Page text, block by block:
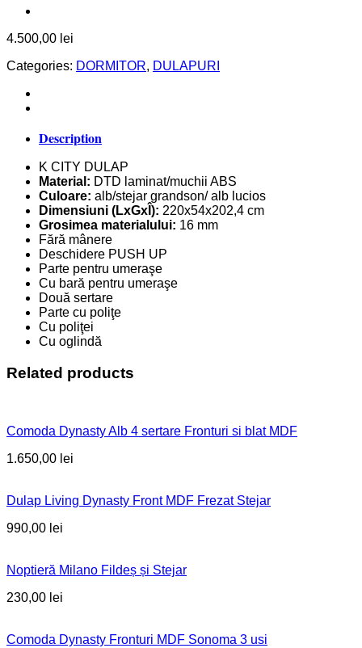
4.500,00 lei
Categories: DORMITOR, DULAPURI
Description
K CITY DULAP
Material: DTD laminat/muchii ABS
Culoare: alb/stejar grandson/ alb lucios
Dimensiuni (LxGxÎ): 220x54x202,4 cm
Grosimea materialului: 16 mm
Fără mânere
Deschidere PUSH UP
Parte pentru umeraşe
Cu bară pentru umeraşe
Două sertare
Parte cu poliţe
Cu poliţei
Cu oglindă
Related products
Comoda Dynasty Alb 4 sertare Fronturi si blat MDF
1.650,00 lei
Dulap Living Dynasty Front MDF Frezat Stejar
990,00 lei
Noptieră Milano Fildeș și Stejar
230,00 lei
Comoda Dynasty Fronturi MDF Sonoma 3 usi